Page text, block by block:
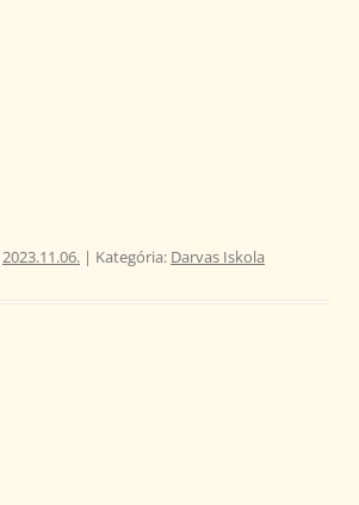
2023.11.06. | Kategória: Darvas Iskola